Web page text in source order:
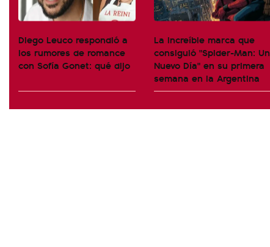
Diego Leuco respondió a
los rumores de romance
con Sofía Gonet: qué dijo
La increíble marca que
consiguió "Spider-Man: Un
Nuevo Día" en su primera
semana en la Argentina